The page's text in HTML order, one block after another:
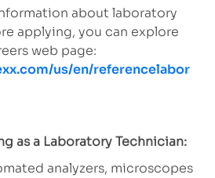
about laboratory
applying, you can explore
web page:
us/en/referencelabor
as a Laboratory Technician:
analyzers, microscopes